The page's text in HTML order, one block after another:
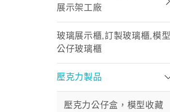
展示架工廠
玻璃展示櫃,訂製玻璃櫃,模型
公仔玻璃櫃
壓克力製品
壓克力公仔盒，模型收藏